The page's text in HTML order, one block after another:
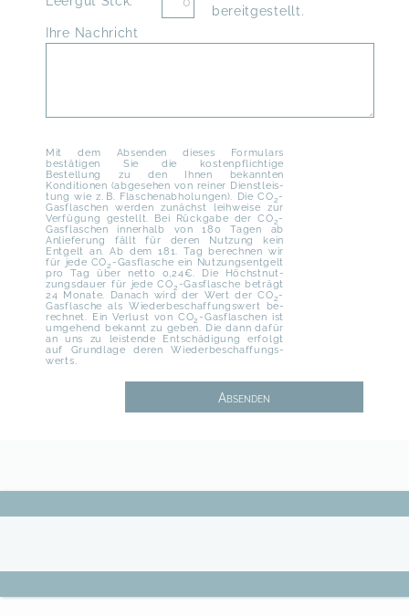
bereitgestellt.
Ihre Nachricht
Mit dem Absenden dieses Formulars
bestätigen Sie die kosten­pflichtige
Bestellung zu den Ihnen bekannten
Konditionen (abgesehen von reiner Dienst­leis­
tung wie z. B. Fla­schen­ab­ho­lungen). Die CO2-
Gas­flaschen werden zunächst leihweise zur
Verfügung gestellt. Bei Rück­gabe der CO2-
Gasflaschen innerhalb von 180 Tagen ab
Anlieferung fällt für deren Nutzung kein
Entgelt an. Ab dem 181. Tag berechnen wir
für jede CO2 -Gasflasche ein Nut­zungs­ent­gelt
pro Tag über netto 0,24€. Die Höchst­nut­
zungs­dauer für jede CO2 -Gas­flasche beträgt
24 Monate. Danach wird der Wert der CO2-
Gas­flasche als Wieder­beschaf­fungs­wert be­
rech­net. Ein Ver­lust von CO2-Gas­flaschen ist
umgehend bekannt zu geben. Die dann dafür
an uns zu leistende Entschädigung erfolgt
auf Grundlage deren Wieder­beschaffungs­
werts.